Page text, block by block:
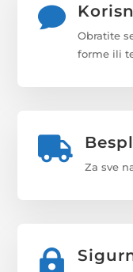

Obratite
forme ili

Za sve
